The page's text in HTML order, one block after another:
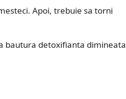
Apoi, trebuie sa torni
bautura detoxifianta dimineata